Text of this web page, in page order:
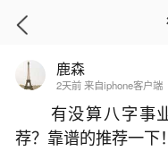
首页
八
鹿森
2天前 来自iphone客户端
有没算八字事业
荐？靠谱的推荐一下